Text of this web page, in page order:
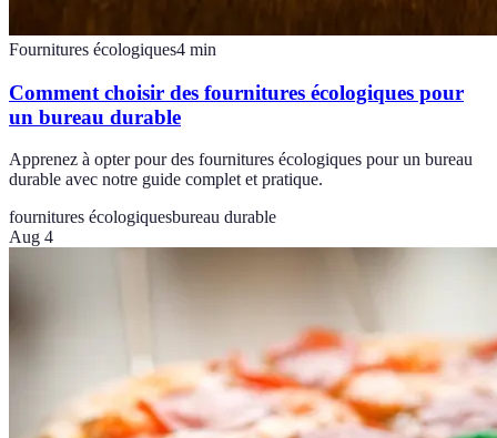
Fournitures écologiques4 min
Comment choisir des fournitures écologiques pour
un bureau durable
Apprenez à opter pour des fournitures écologiques pour un bureau
durable avec notre guide complet et pratique.
fournitures écologiquesbureau durable
Aug 4